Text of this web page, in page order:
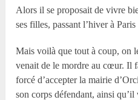
Alors il se proposait de vivre
ses filles, passant l’hiver à
Mais voilà que tout à coup, on
venait de le mordre au cœur. Il
forcé d’accepter la mairie
son corps défendant, ainsi